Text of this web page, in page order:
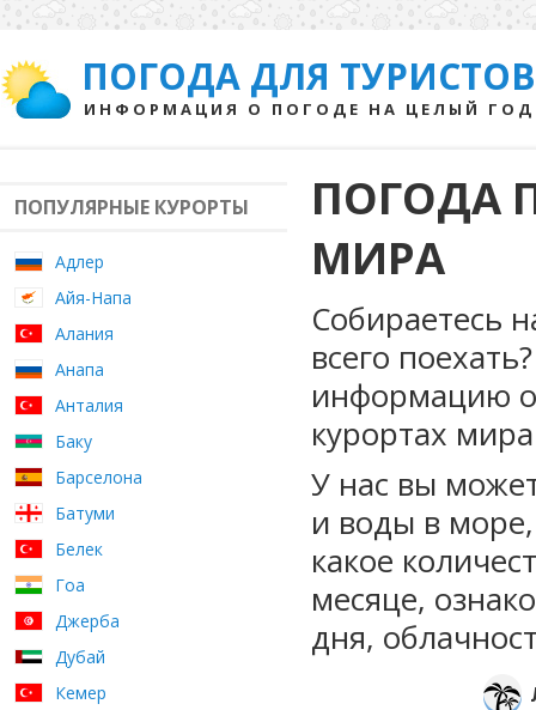
ПОГОДА ДЛЯ ТУРИСТОВ
ИНФОРМАЦИЯ О ПОГОДЕ НА ЦЕЛЫЙ ГОД
ПОПУЛЯРНЫЕ КУРОРТЫ
Адлер
Айя-Напа
Алания
Анапа
Анталия
Баку
Барселона
Батуми
Белек
Гоа
Джерба
Дубай
Кемер
ПОГОДА
МИРА
Собираетесь
всего
информацию
курортах
У нас вы
и воды в
какое
месяце,
дня,